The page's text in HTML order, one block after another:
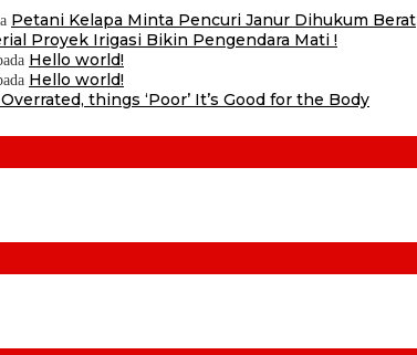
Petani Kelapa Minta Pencuri Janur Dihukum Berat
Proyek Irigasi Bikin Pengendara Mati !
Hello world!
Hello world!
things ‘Poor’ It’s Good for the Body